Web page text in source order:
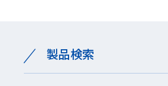
製品検索